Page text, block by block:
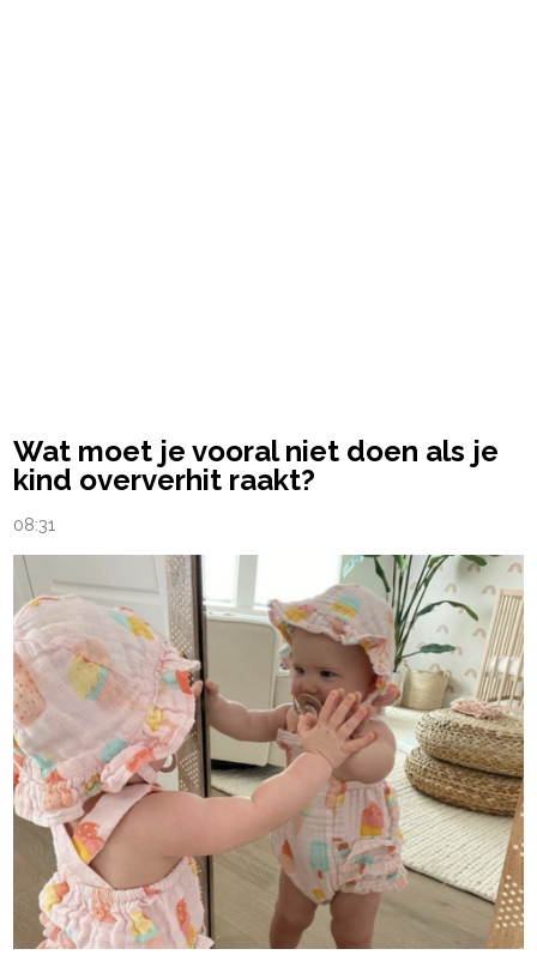
Wat moet je vooral niet doen als je
kind oververhit raakt?
08:31